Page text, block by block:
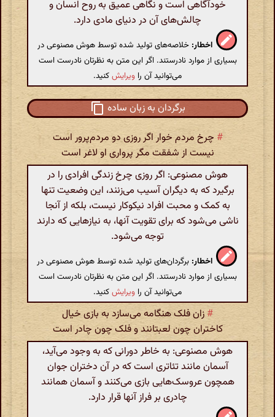
خودآگاهی است و نگاهی عمیق به روح انسان و
چالش‌های آن در دنیای مادی دارد.
اخطار: خلاصه‌های تولید شده توسط هوش مصنوعی در
بسیاری از موارد نادرستند. اگر این متن به نظرتان نادرست است
می‌توانید آن را ویرایشکنید.
برگردان به زبان ساده
# چرخ مردم خوار اگر روزی دو مردم‌پرور است
نیست از شفقت مگر پرواری او لاغر است
هوش مصنوعی: اگر روزی چرخ زندگی افرادی را در
برگیرد که به دیگران آسیب می‌زنند، این وضعیت تنها
به کمک و محبت افراد نیکوکار نیست، بلکه از آنجا
ناشی می‌شود که برای تقویت آنها، به نیازهایی که دارند
توجه می‌شود.
اخطار: برگردان‌های تولید شده توسط هوش مصنوعی در
بسیاری از موارد نادرستند. اگر این متن به نظرتان نادرست است
می‌توانید آن را ویرایشکنید.
#زان فلک هنگامه می‌سازد به بازی خیال
کاختران چون لعبتانند و فلک چون چادر است
هوش مصنوعی: به خاطر دورانی که به وجود می‌آید،
آسمان مانند تئاتری است که در آن دختران جوان
همچون عروسک‌هایی بازی می‌کنند و آسمان همانند
چادری بر فراز آنها قرار دارد.